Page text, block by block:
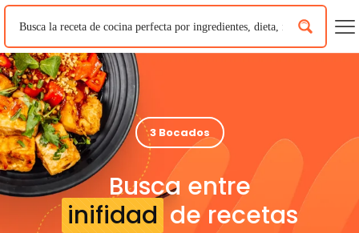
3 Bocados
Busca entre
inifidad de recetas